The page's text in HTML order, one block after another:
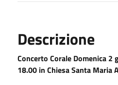
Descrizione
Concerto Corale Domenica 2
18.00 in Chiesa Santa Maria